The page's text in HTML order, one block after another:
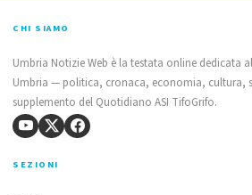
CHI SIAMO
Umbria Notizie Web è la testata online dedicata
Umbria — politica, cronaca, economia, cultura,
supplemento del Quotidiano ASI TifoGrifo.
SEZIONI